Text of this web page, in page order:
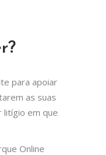
para apoiar
as suas
litígio em que
Online